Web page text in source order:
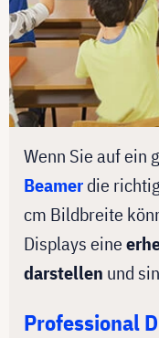
Wenn Sie auf ein
Beamerdie
cm Bildbreite
Displays eine
darstellen und
Professional